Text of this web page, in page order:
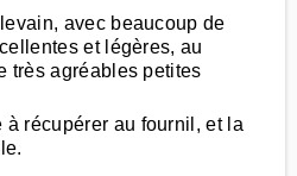
avec beaucoup de
et légères, au
très agréables petites
récupérer au fournil, et la